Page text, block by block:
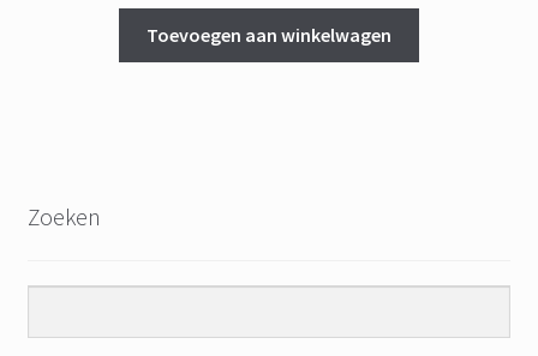
Toevoegen aan winkelwagen
Zoeken